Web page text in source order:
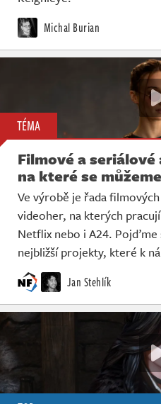
Michal Burian
TÉMA
Filmové a
na které se
Ve výrobě je řada
videoher, na kterých
Netflix nebo i A24. Pojďme
nejbližší projekty, které k
Jan Stehlík